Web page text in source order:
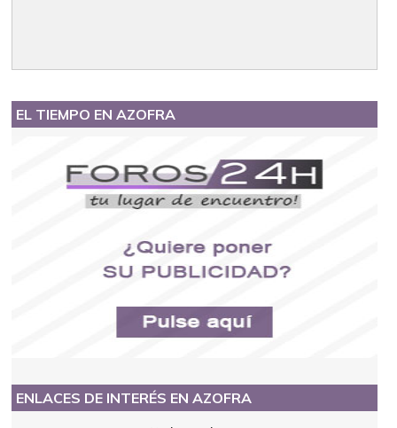
EL TIEMPO EN AZOFRA
ENLACES DE INTERÉS EN AZOFRA